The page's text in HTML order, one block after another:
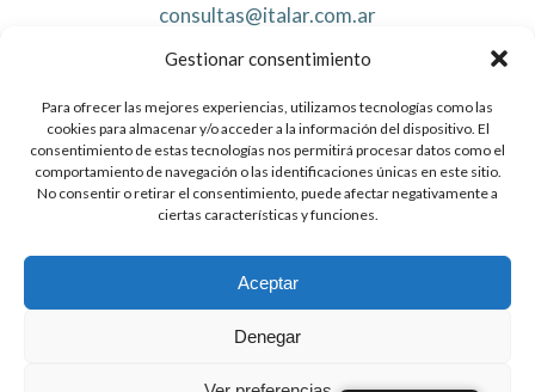
Gestionar consentimiento
Para ofrecer las mejores experiencias, utilizamos tecnologías como las
cookies para almacenar y/o acceder a la información del dispositivo. El
consentimiento de estas tecnologías nos permitirá procesar datos como el
comportamiento de navegación o las identificaciones únicas en este sitio.
No consentir o retirar el consentimiento, puede afectar negativamente a
ciertas características y funciones.
Aceptar
Denegar
consultas@italar.com.ar
Seguinos
© 2026 ITALAR SRL. todos los derechos reservados.
Política de Privacidad